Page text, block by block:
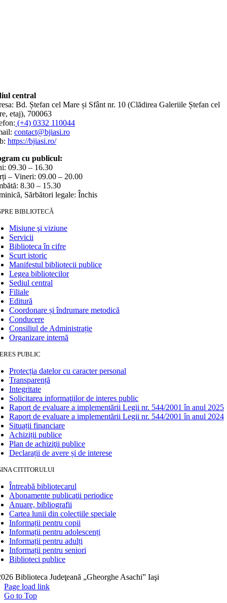
central
Bd. Ștefan cel Mare și Sfânt nr. 10 (Clădirea Galeriile Ștefan cel
etaj), 700063
(+4) 0332 110044
contact@bjiasi.ro
https://bjiasi.ro/
cu publicul:
09.30 – 16.30
– Vineri: 09.00 – 20.00
8.30 – 15.30
Sărbători legale: Închis
BIBLIOTECĂ
Misiune şi viziune
Servicii
Biblioteca în cifre
Scurt istoric
Manifestul bibliotecii publice
Legea bibliotecilor
Sediul central
Filiale
Editură
Coordonare și îndrumare metodică
Conducere
Consiliul de Administrație
Organizare internă
PUBLIC
Protecția datelor cu caracter personal
Transparență
Integritate
Solicitarea informaţiilor de interes public
Raport de evaluare a implementării Legii nr. 544/2001 în anul 2025
Raport de evaluare a implementării Legii nr. 544/2001 în anul 2024
Situații financiare
Achiziții publice
Plan de achiziţii publice
Declarații de avere și de interese
CITITORULUI
Întreabă bibliotecarul
Abonamente publicaţii periodice
Anuare, bibliografii
Cartea lunii din colecțiile speciale
Informații pentru copii
Informații pentru adolescenți
Informații pentru adulți
Informații pentru seniori
Biblioteci publice
Biblioteca Judeţeană „Gheorghe Asachi” Iaşi
Page load link
Go to Top